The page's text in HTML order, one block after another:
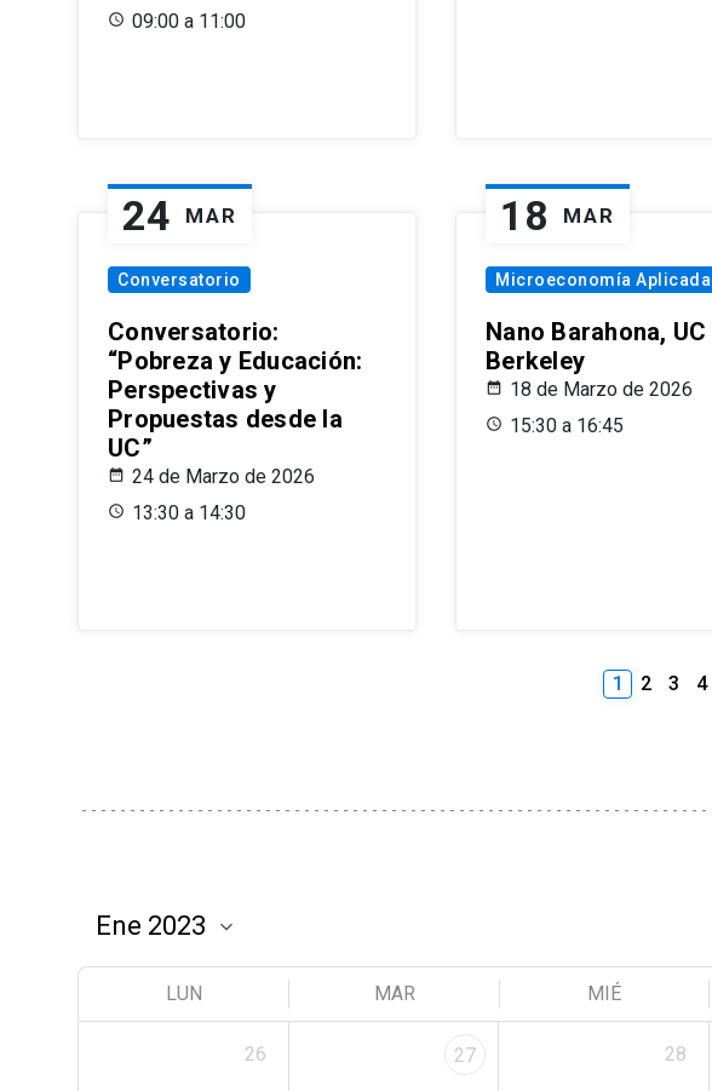
09:00 a 11:00
24 MAR
Conversatorio
Conversatorio:
“Pobreza y Educación:
Perspectivas y
Propuestas desde la
UC”
24 de Marzo de 2026
13:30 a 14:30
18 MAR
Microeconomía Aplicada
Nano Barahona, UC
Berkeley
18 de Marzo de 2026
15:30 a 16:45
1 2 3 4
LUN MAR MIÉ
26 27 28